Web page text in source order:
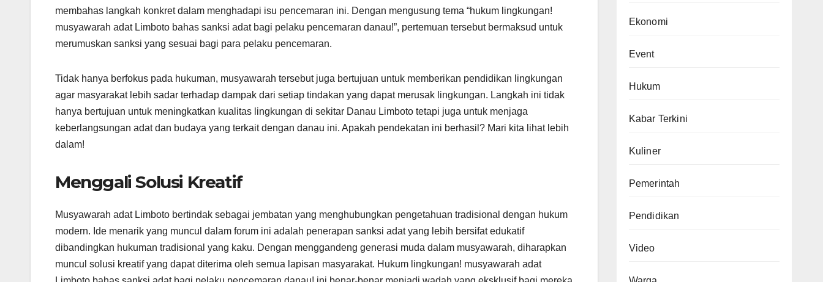
membahas langkah konkret dalam menghadapi isu pencemaran ini. Dengan mengusung tema “hukum lingkungan!
musyawarah adat Limboto bahas sanksi adat bagi pelaku pencemaran danau!”, pertemuan tersebut bermaksud untuk
merumuskan sanksi yang sesuai bagi para pelaku pencemaran.
Tidak hanya berfokus pada hukuman, musyawarah tersebut juga bertujuan untuk memberikan pendidikan lingkungan
agar masyarakat lebih sadar terhadap dampak dari setiap tindakan yang dapat merusak lingkungan. Langkah ini tidak
hanya bertujuan untuk meningkatkan kualitas lingkungan di sekitar Danau Limboto tetapi juga untuk menjaga
keberlangsungan adat dan budaya yang terkait dengan danau ini. Apakah pendekatan ini berhasil? Mari kita lihat lebih
dalam!
Menggali Solusi Kreatif
Musyawarah adat Limboto bertindak sebagai jembatan yang menghubungkan pengetahuan tradisional dengan hukum
modern. Ide menarik yang muncul dalam forum ini adalah penerapan sanksi adat yang lebih bersifat edukatif
dibandingkan hukuman tradisional yang kaku. Dengan menggandeng generasi muda dalam musyawarah, diharapkan
muncul solusi kreatif yang dapat diterima oleh semua lapisan masyarakat. Hukum lingkungan! musyawarah adat
Ekonomi
Event
Hukum
Kabar Terkini
Kuliner
Pemerintah
Pendidikan
Video